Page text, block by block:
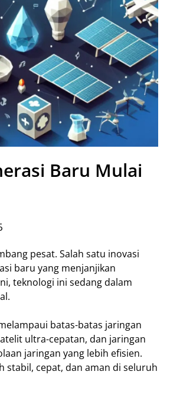
Baru Mulai
pesat. Salah satu inovasi
baru yang menjanjikan
teknologi ini sedang dalam
batas-batas jaringan
ultra-cepatan, dan jaringan
jaringan yang lebih efisien.
stabil, cepat, dan aman di seluruh